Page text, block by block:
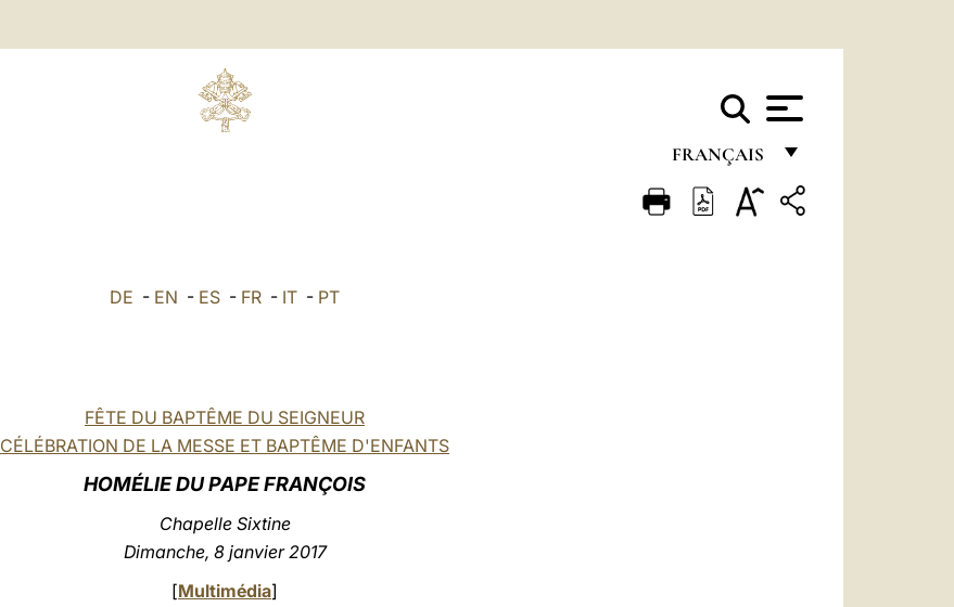
FRANÇAIS
FRANÇAIS
DE - EN - ES - FR - IT - PT
FÊTE DU BAPTÊME DU SEIGNEUR
CÉLÉBRATION DE LA MESSE ET BAPTÊME D'ENFANTS
HOMÉLIE DU PAPE FRANÇOIS
Chapelle Sixtine
Dimanche, 8 janvier 2017
[Multimédia]